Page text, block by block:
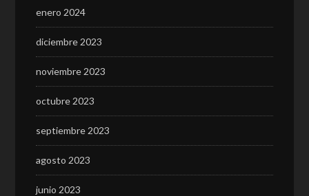
enero 2024
diciembre 2023
noviembre 2023
octubre 2023
septiembre 2023
agosto 2023
junio 2023